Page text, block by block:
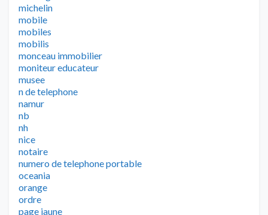
michelin
mobile
mobiles
mobilis
monceau immobilier
moniteur educateur
musee
n de telephone
namur
nb
nh
nice
notaire
numero de telephone portable
oceania
orange
ordre
page jaune